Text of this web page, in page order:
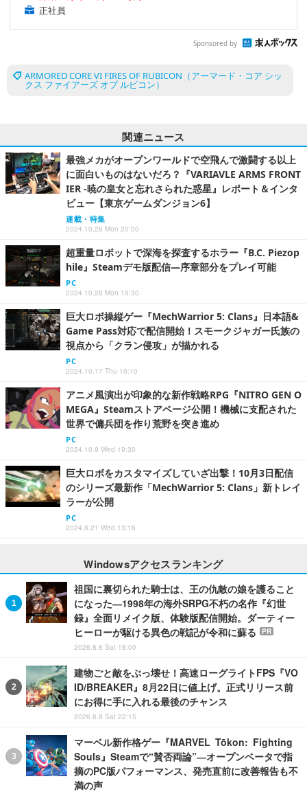
正社員
Sponsored by
ARMORED CORE VI FIRES OF RUBICON（アーマード・コア シッ
クス ファイアーズ オブ ルビコン）
関連ニュース
最強メカがオープンワールドで空飛んで激闘する以上
に面白いものはないだろ？『VARIAVLE ARMS FRONT
IER -暁の皇女と忘れさられた惑星』レポート＆インタ
ビュー【東京ゲームダンジョン6】
連載・特集
2024.10.28 Mon 20:00
超重量ロボットで深海を探査するホラー『B.C. Piezop
hile』Steamデモ版配信―序章部分をプレイ可能
PC
2024.10.28 Mon 18:30
巨大ロボ操縦ゲー『MechWarrior 5: Clans』日本語&
Game Pass対応で配信開始！スモークジャガー氏族の
視点から「クラン侵攻」が描かれる
PC
2024.10.17 Thu 10:10
アニメ風演出が印象的な新作戦略RPG『NITRO GEN O
MEGA』Steamストアページ公開！機械に支配された
世界で傭兵団を作り荒野を突き進め
PC
2024.10.9 Wed 19:30
巨大ロボをカスタマイズしていざ出撃！10月3日配信
のシリーズ最新作「MechWarrior 5: Clans」新トレイ
ラーが公開
PC
2024.8.21 Wed 13:16
Windowsアクセスランキング
祖国に裏切られた騎士は、王の仇敵の娘を護ること
になった―1998年の海外SRPG不朽の名作『幻世
録』全面リメイク版、体験版配信開始。ダーティー
ヒーローが駆ける異色の戦記が令和に蘇る
PR
2026.8.8 Sat 18:00
建物ごと敵をぶっ壊せ！高速ローグライトFPS『VO
ID/BREAKER』8月22日に値上げ。正式リリース前
にお得に手に入れる最後のチャンス
2026.8.8 Sat 22:15
マーベル新作格ゲー『MARVEL Tōkon: Fighting
Souls』Steamで“賛否両論”―オープンベータで指
摘のPC版パフォーマンス、発売直前に改善報告も不
満の声